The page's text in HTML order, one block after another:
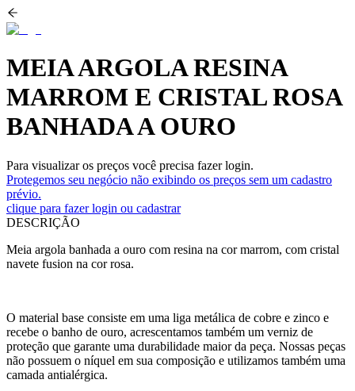
MEIA ARGOLA RESINA
MARROM E CRISTAL ROSA
BANHADA A OURO
Para visualizar os preços você precisa fazer login.
Protegemos seu negócio não exibindo os preços sem um cadastro
prévio.
clique para fazer login ou cadastrar
DESCRIÇÃO
Meia argola banhada a ouro com resina na cor marrom, com cristal
navete fusion na cor rosa.
O material base consiste em uma liga metálica de cobre e zinco e
recebe o banho de ouro, acrescentamos também um verniz de
proteção que garante uma durabilidade maior da peça. Nossas peças
não possuem o níquel em sua composição e utilizamos também uma
camada antialérgica.